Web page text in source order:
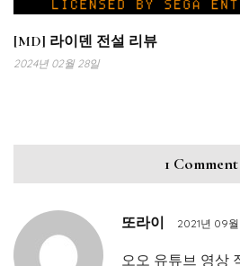
[MD] 라이덴 전설 리뷰
2024년 02월 28일
1 Comment
또라이 2021년 09월
오오 유튜브 영상